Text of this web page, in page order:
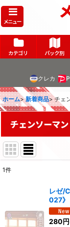
メニュー
カテゴリ パック別
クレカ
ホーム> 新着商品> チェ
チェンソーマ
1件
レゼ/
027》
280円